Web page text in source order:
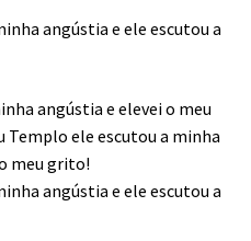
angústia e ele escutou a
angústia e elevei o meu
Templo ele escutou a minha
meu grito!
angústia e ele escutou a